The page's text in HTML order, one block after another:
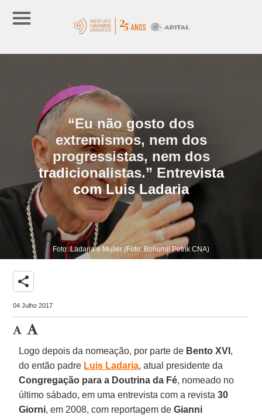
“Eu não gosto dos
extremismos, nem dos
progressistas, nem dos
tradicionalistas.” Entrevista
com Luis Ladaria
Foto: Ladaria e Muller (Foto: Bohumil Petrik CNA)
share
04 Julho 2017
Logo depois da nomeação, por parte de Bento XVI ,
do então padre Luis Ladaria, atual presidente da
Congregação para a Doutrina da Fé, nomeado no
último sábado, em uma entrevista com a revista30
Giorni, em 2008, com reportagem deGianni